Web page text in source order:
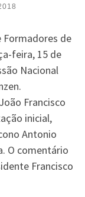
Formadores de
feira, 15 de
Nacional
Francisco
inicial,
Antonio
O comentário
Francisco